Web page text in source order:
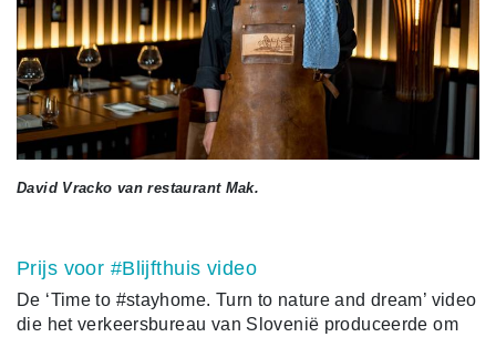
David Vracko van restaurant Mak.
Prijs voor #Blijfthuis video
De ‘Time to #stayhome. Turn to nature and dream’ video
die het verkeersbureau van Slovenië produceerde om